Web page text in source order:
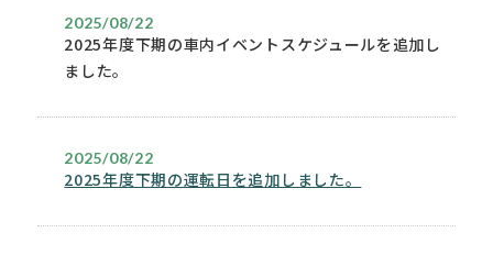
2025/08/22
2025年度下期の車内イベントスケジュールを追加し
ました。
2025/08/22
2025年度下期の運転日を追加しました。